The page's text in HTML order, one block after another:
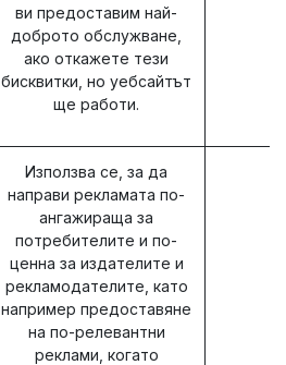
ви предоставим най-
доброто обслужване,
ако откажете тези
бисквитки, но уебсайтът
ще работи.
Използва се, за да
направи рекламата по-
ангажираща за
потребителите и по-
ценна за издателите и
рекламодателите, като
например предоставяне
на по-релевантни
реклами, когато